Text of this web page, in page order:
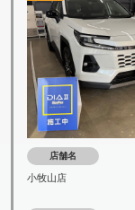
店舗名
小牧山店